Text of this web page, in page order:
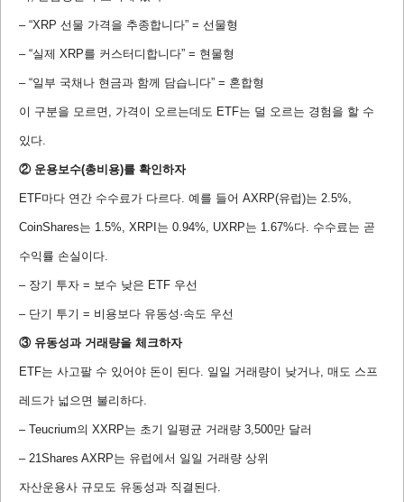
– “XRP 선물 가격을 추종합니다” = 선물형
– “실제 XRP를 커스터디합니다” = 현물형
– “일부 국채나 현금과 함께 담습니다” = 혼합형
이 구분을 모르면, 가격이 오르는데도 ETF는 덜 오르는 경험을 할 수
있다.
② 운용보수(총비용)를 확인하자
ETF마다 연간 수수료가 다르다. 예를 들어 AXRP(유럽)는 2.5%,
CoinShares는 1.5%, XRPI는 0.94%, UXRP는 1.67%다. 수수료는 곧
수익률 손실이다.
– 장기 투자 = 보수 낮은 ETF 우선
– 단기 투기 = 비용보다 유동성·속도 우선
③ 유동성과 거래량을 체크하자
ETF는 사고팔 수 있어야 돈이 된다. 일일 거래량이 낮거나, 매도 스프
레드가 넓으면 불리하다.
– Teucrium의 XXRP는 초기 일평균 거래량 3,500만 달러
– 21Shares AXRP는 유럽에서 일일 거래량 상위
자산운용사 규모도 유동성과 직결된다.